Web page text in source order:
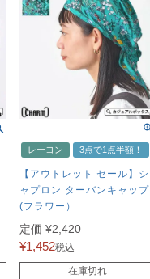
レーヨン 3点で1点半額！
【アウトレット セール】シ
ャプロン ターバンキャップ
(フラワー）
定価 ¥2,420
¥1,452税込
在庫切れ